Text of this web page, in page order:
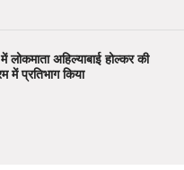
में लोकमाता अहिल्याबाई होल्कर की
में प्रतिभाग किया